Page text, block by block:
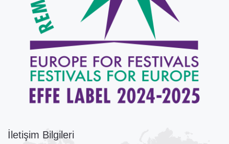
İletişim Bilgileri